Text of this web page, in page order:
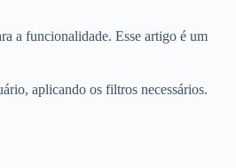
a funcionalidade. Esse artigo é um
aplicando os filtros necessários.